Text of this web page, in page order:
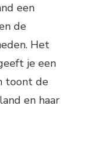
een
de
Het
je een
toont de
en haar